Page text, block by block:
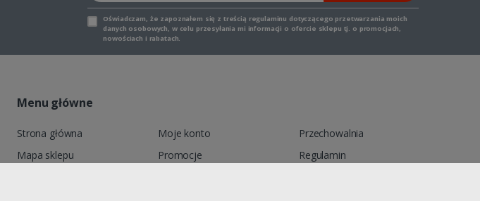
Oświadczam, że zapoznałem się z treścią regulaminu dotyczącego przetwarzania moich
danych osobowych, w celu przesyłania mi informacji o ofercie sklepu tj. o promocjach,
nowościach i rabatach.
Menu główne
Strona główna
Mapa sklepu
Moje konto
Promocje
Przechowalnia
Regulamin